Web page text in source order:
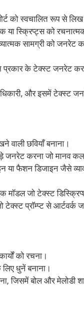
को स्वचालित रूप से
या स्क्रिप्ट्स को
सामग्री को जनरेट
प्रकार के टेक्स्ट जनरेट
और इसमें टेक्स्ट
वाली छवियाँ बनाना।
करना जो मानव
या फैशन डिजाइन जैसे
जो टेक्स्ट
टेक्स्ट प्रॉम्प्ट से आर्टवर्क
को रचना।
लिए धुनें बनाना।
जिसमें बोल और मेलोडी